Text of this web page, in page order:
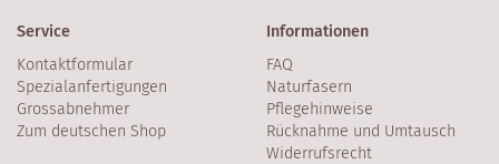
Service
Kontaktformular
Spezialanfertigungen
Grossabnehmer
Zum deutschen Shop
Informationen
FAQ
Naturfasern
Pflegehinweise
Rücknahme und Umtausch
Widerrufsrecht